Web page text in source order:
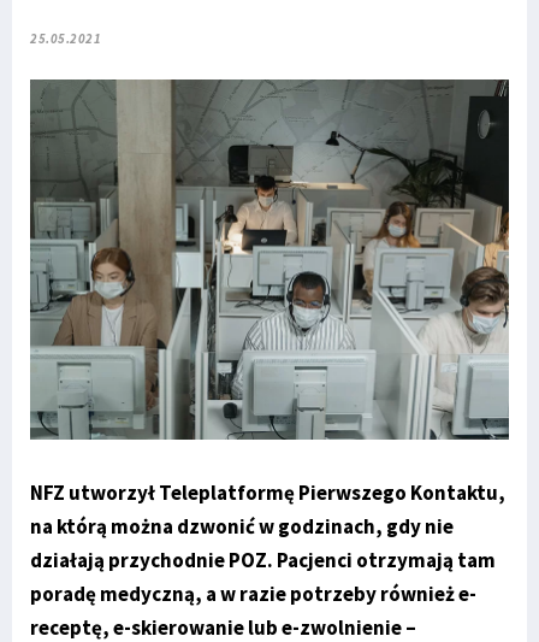
25.05.2021
NFZ utworzył Teleplatformę Pierwszego Kontaktu,
na którą można dzwonić w godzinach, gdy nie
działają przychodnie POZ. Pacjenci otrzymają tam
poradę medyczną, a w razie potrzeby również e-
receptę, e-skierowanie lub e-zwolnienie –